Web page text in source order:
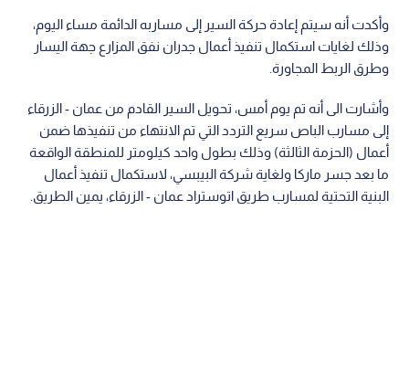
وأكدت أنه سيتم إعادة حركة السير إلى مساربه الدائمة مساء اليوم،
وذلك لغايات استكمال تنفيذ أعمال جدران نفق المزارع جهة اليسار
وطرق الربط المجاورة.
وأشارت الى أنه تم يوم أمس، تحويل السير القادم من عمان - الزرقاء
إلى مسارب الباص سريع التردد التي تم الانتهاء من تنفيذها ضمن
أعمال (الحزمة الثالثة) وذلك بطول واحد كيلومتر للمنطقة الواقعة
ما بعد جسر ماركا ولغاية شركة البيبسي، لاستكمال تنفيذ أعمال
البنية التحتية لمسارب طريق اتوستراد عمان - الزرقاء، يمين الطريق.